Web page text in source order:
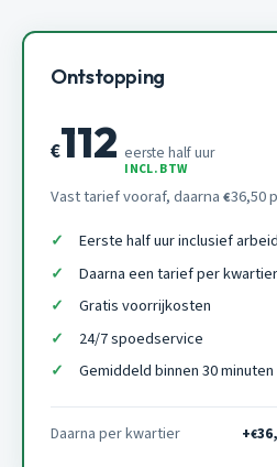
Ontstopping
€112 eerste half uur
INCL. BTW
Vast tarief vooraf, daarna €36,50
Eerste half uur inclusief arbeid
Daarna een tarief per kwartier
Gratis voorrijkosten
24/7 spoedservice
Gemiddeld binnen 30
Daarna per kwartier +€